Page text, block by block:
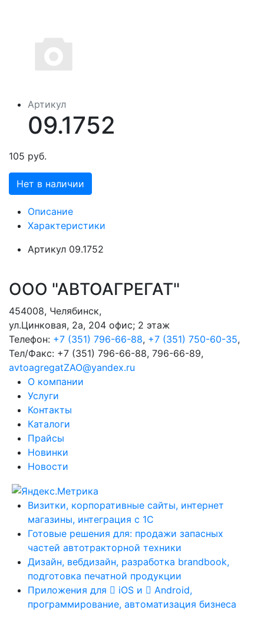
Артикул
09.1752
105 руб.
Нет в наличии
Описание
Характеристики
Артикул 09.1752
ООО "АВТОАГРЕГАТ"
454008, Челябинск,
ул.Цинковая, 2а, 204 офис; 2 этаж
Телефон: +7 (351) 796-66-88, +7 (351) 750-60-35,
Тел/Факс: +7 (351) 796-66-88, 796-66-89,
avtoagregatZAO@yandex.ru
О компании
Услуги
Контакты
Каталоги
Прайсы
Новинки
Новости
Визитки, корпоративные сайты, интернет
магазины, интеграция с 1С
Готовые решения для: продажи запасных
частей автотракторной техники
Дизайн, вебдизайн, разработка brandbook,
подготовка печатной продукции
Приложения для
iOS и
Android,
программирование, автоматизация бизнеса